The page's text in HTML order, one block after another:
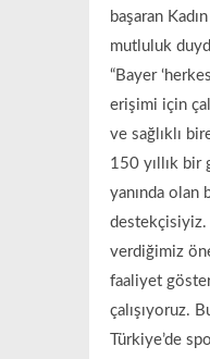
başaran
mutluluk
“Bayer
erişimi için
ve sağlıklı
150 yıllık bir
yanında olan
destekçisiyiz.
verdiğimiz
faaliyet
çalışıyoruz.
Türkiye’de